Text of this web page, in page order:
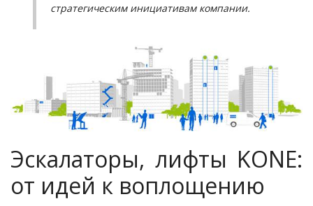
стратегическим инициативам компании.
Эскалаторы, лифты KONE:
от идей к воплощению